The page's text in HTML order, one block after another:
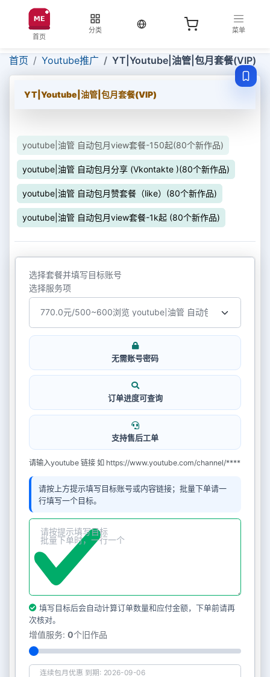
首页
分类
当前语言：中文
菜单
首页 Youtube推广 YT|Youtube|油管|包月套餐(VIP)
YT|Youtube|油管|包月套餐(VIP)
youtube|油管 自动包月view套餐-150起(80个新作品)
youtube|油管 自动包月分享 (Vkontakte )(80个新作品)
youtube|油管 自动包月赞套餐（like）(80个新作品)
youtube|油管 自动包月view套餐-1k起 (80个新作品)
选择套餐并填写目标账号
选择服务项
无需账号密码
订单进度可查询
支持售后工单
请输入youtube 链接 如 https://www.youtube.com/channel/****
请按上方提示填写目标账号或内容链接；批量下单请一
行填写一个目标。
填写目标后会自动计算订单数量和应付金额，下单前请再
次核对。
增值服务: 0个旧作品
连续包月优惠 到期: 2026-09-06